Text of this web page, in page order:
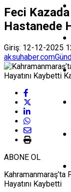
Feci
Hastanede
Giriş: 12-12-2025
aksuhaber.com
ABONE OL
Hayatını Kaybetti